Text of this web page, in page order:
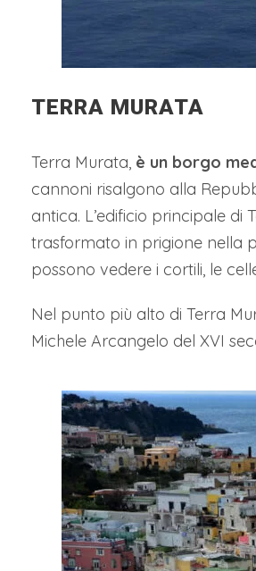
TERRA MURATA
Terra Murata, è un borgo
cannoni risalgono alla
antica. L’edificio principale di
trasformato in prigione nella
possono vedere i cortili, le
Nel punto più alto di Terra
Michele Arcangelo del XVI